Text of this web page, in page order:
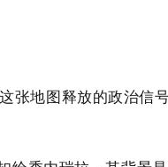
张地图释放的政治